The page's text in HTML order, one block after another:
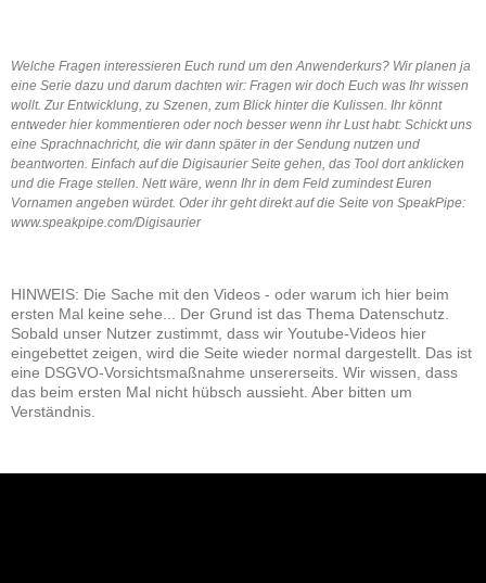
Welche Fragen interessieren Euch rund um den Anwenderkurs? Wir planen ja
eine Serie dazu und darum dachten wir: Fragen wir doch Euch was Ihr wissen
wollt. Zur Entwicklung, zu Szenen, zum Blick hinter die Kulissen. Ihr könnt
entweder hier kommentieren oder noch besser wenn ihr Lust habt: Schickt uns
eine Sprachnachricht, die wir dann später in der Sendung nutzen und
beantworten. Einfach auf die Digisaurier Seite gehen, das Tool dort anklicken
und die Frage stellen. Nett wäre, wenn Ihr in dem Feld zumindest Euren
Vornamen angeben würdet. Oder ihr geht direkt auf die Seite von SpeakPipe:
www.speakpipe.com/Digisaurier
HINWEIS: Die Sache mit den Videos - oder warum ich hier beim
ersten Mal keine sehe... Der Grund ist das Thema Datenschutz.
Sobald unser Nutzer zustimmt, dass wir Youtube-Videos hier
eingebettet zeigen, wird die Seite wieder normal dargestellt. Das ist
eine DSGVO-Vorsichtsmaßnahme unsererseits. Wir wissen, dass
das beim ersten Mal nicht hübsch aussieht. Aber bitten um
Verständnis.